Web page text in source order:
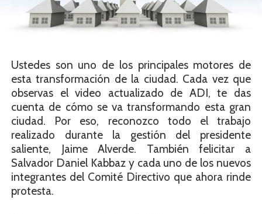
Ustedes son uno de los principales motores de
esta transformación de la ciudad. Cada vez que
observas el video actualizado de ADI, te das
cuenta de cómo se va transformando esta gran
ciudad. Por eso, reconozco todo el trabajo
realizado durante la gestión del presidente
saliente, Jaime Alverde. También felicitar a
Salvador Daniel Kabbaz y cada uno de los nuevos
integrantes del Comité Directivo que ahora rinde
protesta.